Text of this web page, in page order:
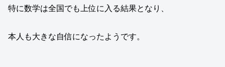
特に数学は全国でも上位に入る結果となり、
本人も大きな自信になったようです。